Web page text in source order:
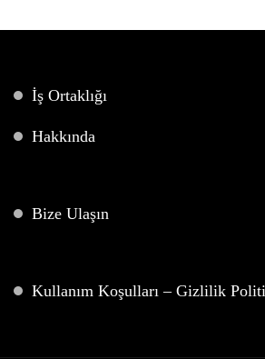
İş Ortaklığı
Hakkında
Bize Ulaşın
Kullanım Koşulları – Gizlilik